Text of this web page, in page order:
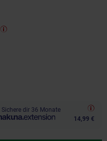
Sichere dir 36 Monate
14,99 €